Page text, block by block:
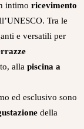
intimo ricevimento
Tra le
e versatili per
alla piscina a
ed esclusivo sono
della